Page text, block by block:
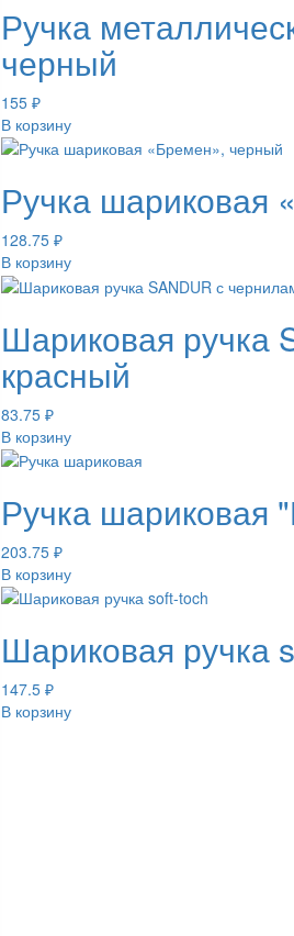
Ручка
черный
155 ₽
В корзину
Ручка шариковая
128.75 ₽
В корзину
Шариковая ручка
красный
83.75 ₽
В корзину
Ручка шариковая
203.75 ₽
В корзину
Шариковая ручка
147.5 ₽
В корзину